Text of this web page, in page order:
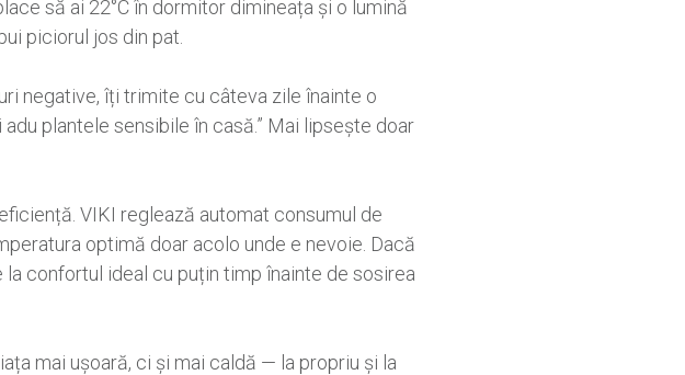
să ai 22°C în dormitor dimineața și o lumină
piciorul jos din pat.
negative, îți trimite cu câteva zile înainte o
plantele sensibile în casă.” Mai lipsește doar
VIKI reglează automat consumul de
optimă doar acolo unde e nevoie. Dacă
confortul ideal cu puțin timp înainte de sosirea
mai ușoară, ci și mai caldă — la propriu și la